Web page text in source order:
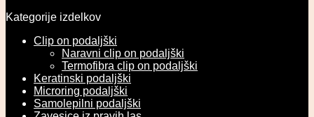
Kategorije izdelkov
Clip on podaljški
Naravni clip on podaljški
Termofibra clip on podaljški
Keratinski podaljški
Microring podaljški
Samolepilni podaljški